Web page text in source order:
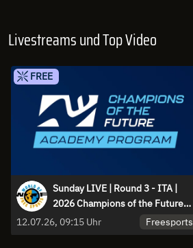
Livestreams und Top Video
FREE
Sunday LIVE | Round 3 - ITA |
2026 Champions of the Future
Academy Program
12.07.26, 09:15 Uhr Freesports